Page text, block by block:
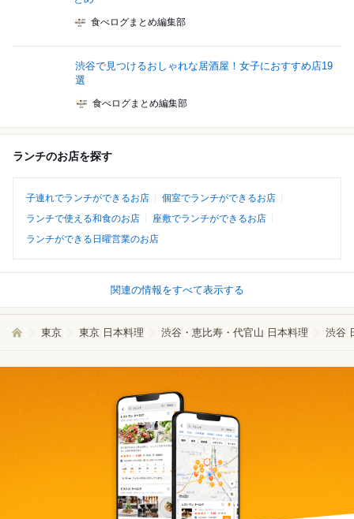
食べログまとめ編集部
渋谷で見つけるおしゃれな居酒屋！女子におすすめ店19
選
食べログまとめ編集部
ランチのお店を探す
子連れでランチができるお店
個室でランチができるお店
ランチで使える和食のお店
座敷でランチができるお店
ランチができる日曜営業のお店
関連の情報をすべて表示する
東京 東京 日本料理 渋谷・恵比寿・代官山 日本料理 渋谷